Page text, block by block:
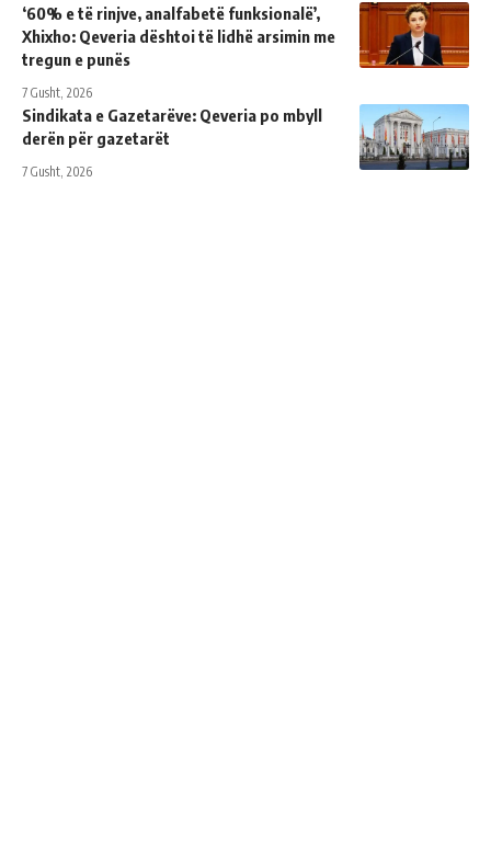
‘60% e të rinjve, analfabetë funksionalë’,
Xhixho: Qeveria dështoi të lidhë arsimin me
tregun e punës
7 Gusht, 2026
Sindikata e Gazetarëve: Qeveria po mbyll
derën për gazetarët
7 Gusht, 2026